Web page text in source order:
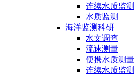
连续水质监测
水质监测
海洋监测科研
水文调查
流速测量
便携水质测量
连续水质监测